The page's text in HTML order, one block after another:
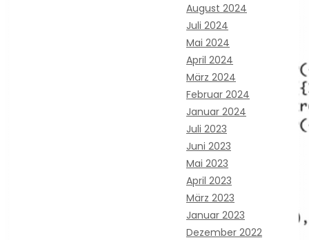
August 2024
Juli 2024
Mai 2024
April 2024
März 2024
Februar 2024
Januar 2024
Juli 2023
Juni 2023
Mai 2023
April 2023
März 2023
Januar 2023
Dezember 2022